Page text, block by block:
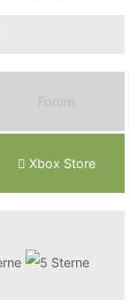
Forum
Xbox Store